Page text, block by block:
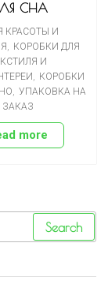
СНА
КРАСОТЫ И
, КОРОБКИ ДЛЯ
И
, КОРОБКИ
, УПАКОВКА НА
ЗАКАЗ
more
Search